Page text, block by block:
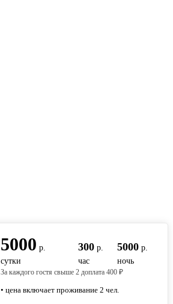
5000 р.
сутки
300 р.
час
5000р.
ночь
За каждого гостя свыше 2 доплата 400 ₽
• цена включает проживание 2 чел.